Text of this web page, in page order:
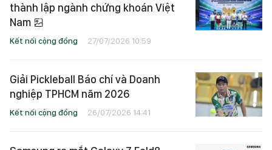
thành lập ngành chứng khoán Việt
Nam
Kết nối cộng đồng 27/07/2026 10:59
Giải Pickleball Báo chí và Doanh
nghiệp TPHCM năm 2026
Kết nối cộng đồng 26/07/2026 14:41